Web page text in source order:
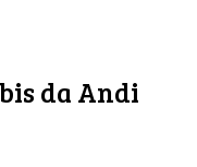
da Andi